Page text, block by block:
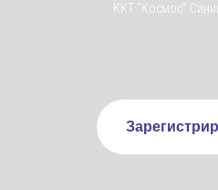
ККТ "Космос"